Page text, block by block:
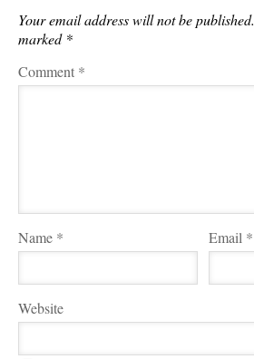
Your email address will not be published.
marked *
Comment *
Name * Email *
Website